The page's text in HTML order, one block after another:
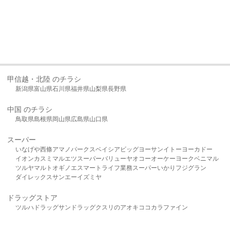
甲信越・北陸 のチラシ
新潟県富山県石川県福井県山梨県長野県
中国 のチラシ
鳥取県島根県岡山県広島県山口県
スーパー
いなげや西條アマノパークスベイシア ビッグヨーサンイトーヨーカドー
イオンカスミ マルエツスーパーバリューヤオコーオーケー ヨークベニマル
ツルヤマルト オギノ エスマート ライフ業務スーパーいかり フジグラン
ダイレックスサンエーイズミヤ
ドラッグストア
ツルハドラッグサンドラッグクスリのアオキ ココカラファイン